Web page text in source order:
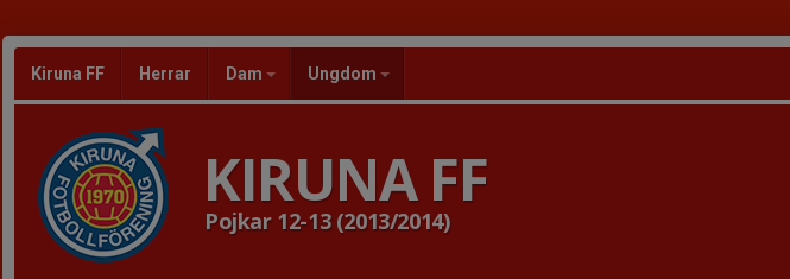
Kiruna FF Herrar Dam Ungdom
KIRUNA FF
Pojkar 12-13 (2013/2014)